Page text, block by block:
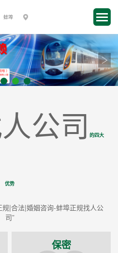
公司 的四大
优势
|合法|婚姻咨询-蚌埠正规找人公
司”
保密